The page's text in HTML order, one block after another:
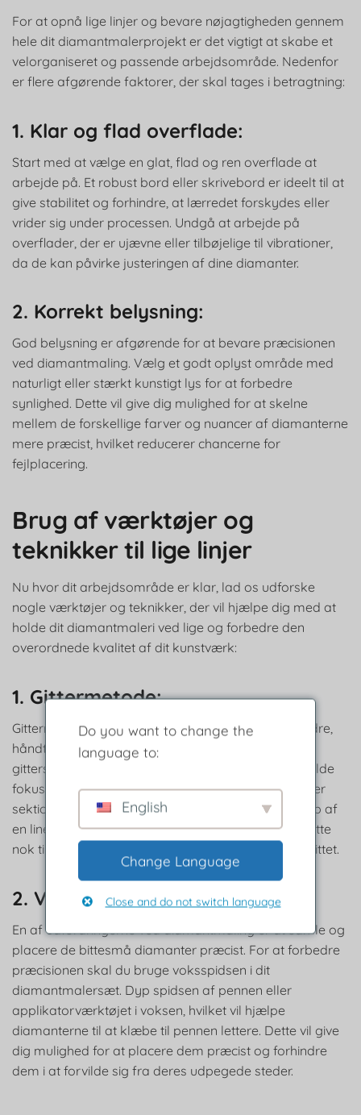
For at opnå lige linjer og bevare nøjagtigheden gennem
hele dit diamantmalerprojekt er det vigtigt at skabe et
velorganiseret og passende arbejdsområde. Nedenfor
er flere afgørende faktorer, der skal tages i betragtning:
1. Klar og flad overflade:
Start med at vælge en glat, flad og ren overflade at
arbejde på. Et robust bord eller skrivebord er ideelt til at
give stabilitet og forhindre, at lærredet forskydes eller
vrider sig under processen. Undgå at arbejde på
overflader, der er ujævne eller tilbøjelige til vibrationer,
da de kan påvirke justeringen af dine diamanter.
2. Korrekt belysning:
God belysning er afgørende for at bevare præcisionen
ved diamantmaling. Vælg et godt oplyst område med
naturligt eller stærkt kunstigt lys for at forbedre
synlighed. Dette vil give dig mulighed for at skelne
mellem de forskellige farver og nuancer af diamanterne
mere præcist, hvilket reducerer chancerne for
fejlplacering.
Brug af værktøjer og
teknikker til lige linjer
Nu hvor dit arbejdsområde er klar, lad os udforske
nogle værktøjer og teknikker, der vil hjælpe dig med at
holde dit diamantmaleri ved lige og forbedre den
overordnede kvalitet af dit kunstværk:
1. Gittermetode:
Gittermetoden involverer at opdele dit lærred i mindre,
håndterbare sektioner ved hjælp af en sletbar
gitterskabelon. Denne teknik hjælper dig med at holde
fokus og bevare lige linjer, mens du arbejder på hver
sektion individuelt. Du kan oprette et gitter ved hjælp af
en lineal og en blød blyant, og sikre, at linjerne er lette
nok til, at de let kan slettes, når du har fuldført afsnittet.
2. Vokstip:
En af udfordringerne ved diamantmaling er at samle og
placere de bittesmå diamanter præcist. For at forbedre
præcisionen skal du bruge voksspidsen i dit
diamantmalersæt. Dyp spidsen af pennen eller
applikatorværktøjet i voksen, hvilket vil hjælpe
diamanterne til at klæbe til pennen lettere. Dette vil give
dig mulighed for at placere dem præcist og forhindre
dem i at forvilde sig fra deres udpegede steder.
Do you want to change the
language to:
English
Change Language
Close and do not switch language